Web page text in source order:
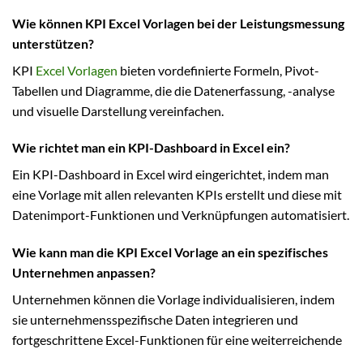
Wie können KPI Excel Vorlagen bei der Leistungsmessung
unterstützen?
KPI Excel Vorlagen bieten vordefinierte Formeln, Pivot-
Tabellen und Diagramme, die die Datenerfassung, -analyse
und visuelle Darstellung vereinfachen.
Wie richtet man ein KPI-Dashboard in Excel ein?
Ein KPI-Dashboard in Excel wird eingerichtet, indem man
eine Vorlage mit allen relevanten KPIs erstellt und diese mit
Datenimport-Funktionen und Verknüpfungen automatisiert.
Wie kann man die KPI Excel Vorlage an ein spezifisches
Unternehmen anpassen?
Unternehmen können die Vorlage individualisieren, indem
sie unternehmensspezifische Daten integrieren und
fortgeschrittene Excel-Funktionen für eine weiterreichende